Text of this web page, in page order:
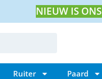
NIEUW IS ONS
Ruiter Paard